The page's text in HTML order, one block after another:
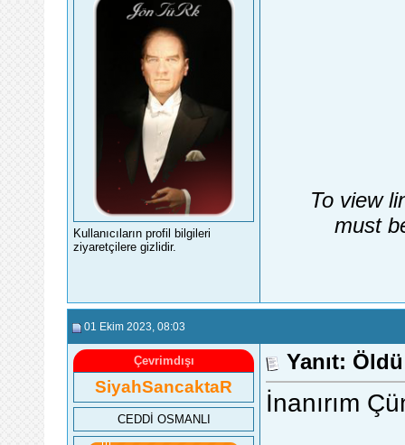
Kullanıcıların profil bilgileri
ziyaretçilere gizlidir.
To view
must
01 Ekim 2023 , 08:03
Çevrimdışı
SiyahSancaktaR
CEDDİ OSMANLI
Yanıt:
İnanırım